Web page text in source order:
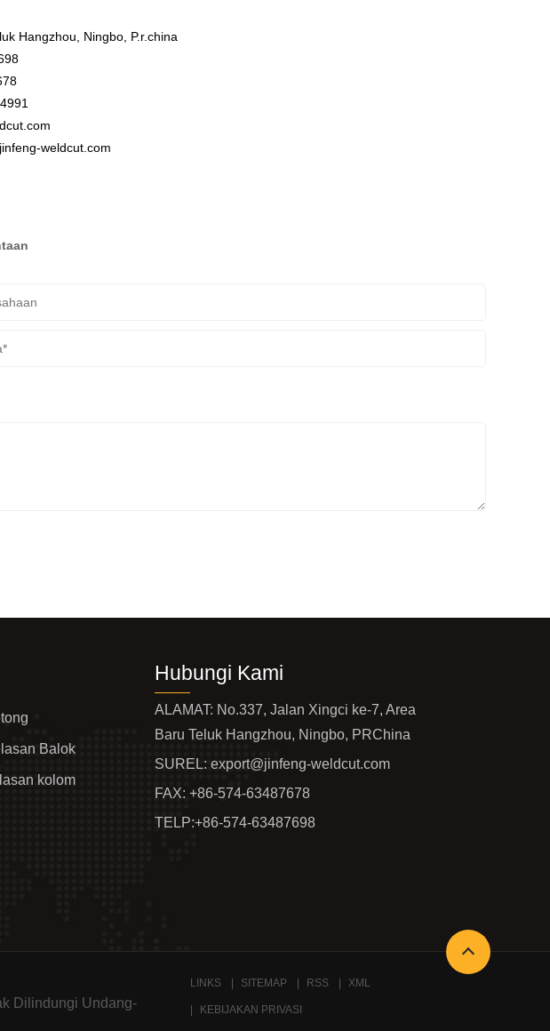
Hangzhou, Ningbo, P.r.china
weldcut.com
Balok
kolom
Hubungi Kami
ALAMAT: No.337, Jalan Xingci ke-7, Area
Baru Teluk Hangzhou, Ningbo, PRChina
SUREL:export@jinfeng-weldcut.com
FAX: +86-574-63487678
TELP:+86-574-63487698
Dilindungi Undang-
LINKS SITEMAP RSS XML
KEBIJAKAN PRIVASI